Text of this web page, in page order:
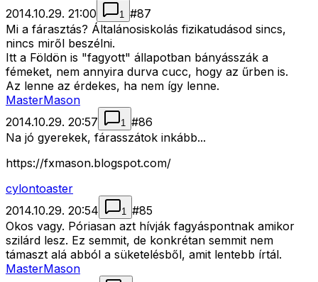
2014.10.29. 21:00
1 #87
Mi a fárasztás? Általánosiskolás fizikatudásod sincs,
nincs miről beszélni.
Itt a Földön is "fagyott" állapotban bányásszák a
fémeket, nem annyira durva cucc, hogy az űrben is.
Az lenne az érdekes, ha nem így lenne.
MasterMason
2014.10.29. 20:57
1 #86
Na jó gyerekek, fárasszátok inkább...
https://fxmason.blogspot.com/
cylontoaster
2014.10.29. 20:54
1 #85
Okos vagy. Póriasan azt hívják fagyáspontnak amikor
szilárd lesz. Ez semmit, de konkrétan semmit nem
támaszt alá abból a süketelésből, amit lentebb írtál.
MasterMason